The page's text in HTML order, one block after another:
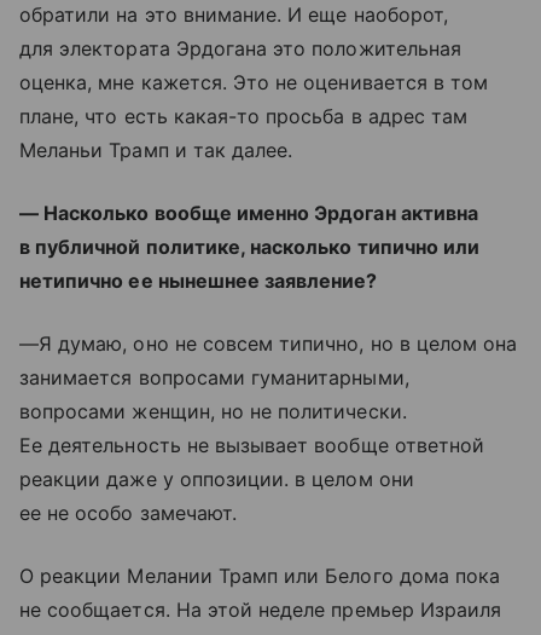
обратили на это внимание. И еще наоборот,
для электората Эрдогана это положительная
оценка, мне кажется. Это не оценивается в том
плане, что есть какая-то просьба в адрес там
Меланьи Трамп и так далее.
— Насколько вообще именно Эрдоган активна
в публичной политике, насколько типично или
нетипично ее нынешнее заявление?
—Я думаю, оно не совсем типично, но в целом она
занимается вопросами гуманитарными,
вопросами женщин, но не политически.
Ее деятельность не вызывает вообще ответной
реакции даже у оппозиции. в целом они
ее не особо замечают.
О реакции Мелании Трамп или Белого дома пока
не сообщается. На этой неделе премьер Израиля